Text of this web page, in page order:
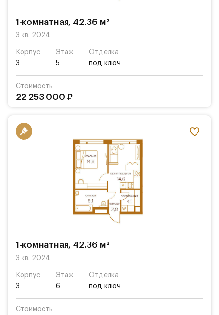
1-комнатная, 42.36 м²
3 кв. 2024
Корпус
3
Этаж
5
Отделка
под ключ
Стоимость
22 253 000 ₽
1-комнатная, 42.36 м²
3 кв. 2024
Корпус
3
Этаж
6
Отделка
под ключ
Стоимость